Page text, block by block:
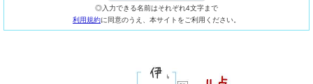
◎入力できる名前はそれぞれ4文字まで
利用規約に同意のうえ、本サイトをご利用ください。